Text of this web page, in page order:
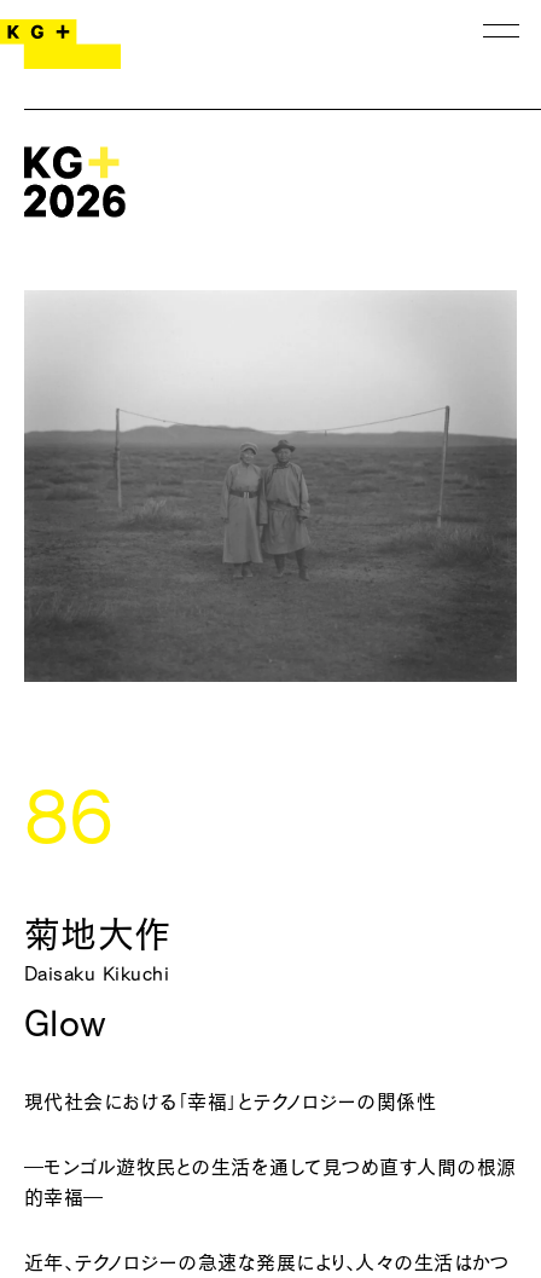
86
菊地大作
Daisaku Kikuchi
Glow
現代社会における「幸福」とテクノロジーの関係性
―モンゴル遊牧民との生活を通して見つめ直す人間の根源
的幸福―
近年、テクノロジーの急速な発展により、人々の生活はかつ